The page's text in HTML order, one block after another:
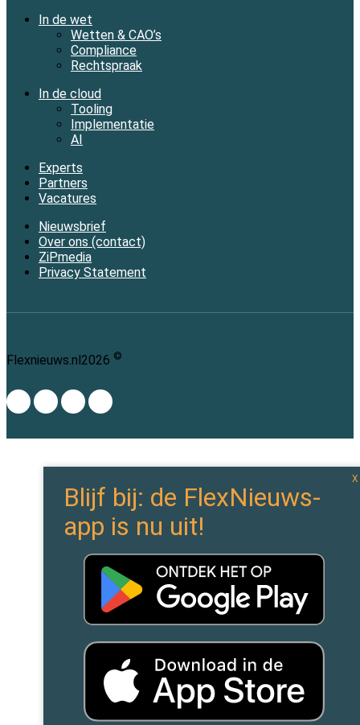
In de wet
Wetten & CAO’s
Compliance
Rechtspraak
In de cloud
Tooling
Implementatie
AI
Experts
Partners
Vacatures
Nieuwsbrief
Over ons (contact)
ZiPmedia
Privacy Statement
Flexnieuws.nl2026 ©